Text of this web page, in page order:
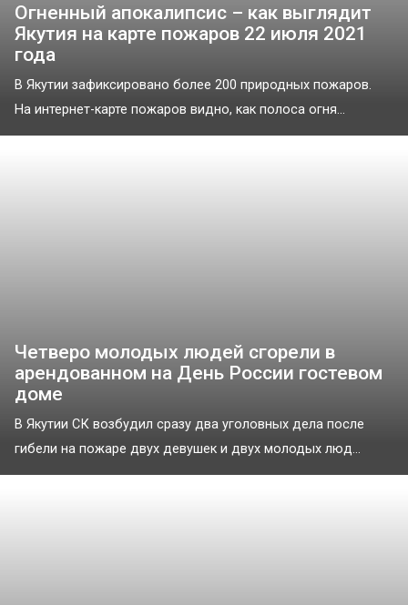
Огненный апокалипсис – как выглядит
Якутия на карте пожаров 22 июля 2021
года
В Якутии зафиксировано более 200 природных пожаров.
На интернет-карте пожаров видно, как полоса огня...
Четверо молодых людей сгорели в
арендованном на День России гостевом
доме
В Якутии СК возбудил сразу два уголовных дела после
гибели на пожаре двух девушек и двух молодых люд...